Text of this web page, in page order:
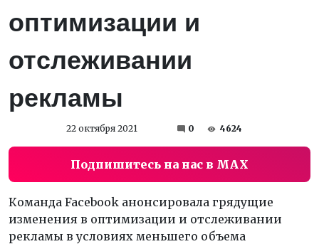
оптимизации и
отслеживании
рекламы
22 октября 2021 0 4624
Подпишитесь на нас в MAX
Команда Facebook анонсировала грядущие
изменения в оптимизации и отслеживании
рекламы в условиях меньшего объема